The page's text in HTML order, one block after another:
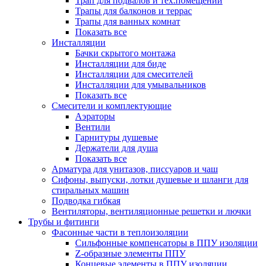
Трапы для балконов и террас
Трапы для ванных комнат
Показать все
Инсталляции
Бачки скрытого монтажа
Инсталляции для биде
Инсталляции для смесителей
Инсталляции для умывальников
Показать все
Смесители и комплектующие
Аэраторы
Вентили
Гарнитуры душевые
Держатели для душа
Показать все
Арматура для унитазов, писсуаров и чаш
Сифоны, выпуски, лотки душевые и шланги для
стиральных машин
Подводка гибкая
Вентиляторы, вентиляционные решетки и лючки
Трубы и фитинги
Фасонные части в теплоизоляции
Cильфонные компенсаторы в ППУ изоляции
Z-образные элементы ППУ
Концевые элементы в ППУ изоляции